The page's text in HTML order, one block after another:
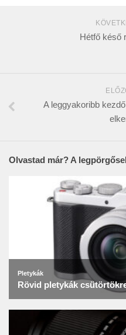
Hétfő késő
A leggyakoribb
Olvastad már? A